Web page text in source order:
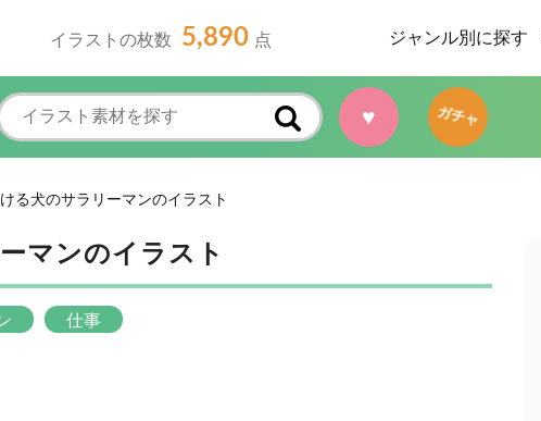
イラストの枚数 5,890 点 ジャンル別に探す
♥ ガチャ
る犬のサラリーマンのイラスト
マンのイラスト
仕事